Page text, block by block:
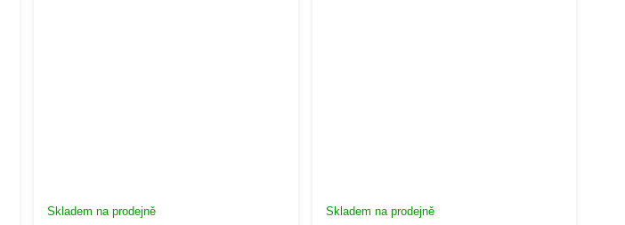
Skladem na prodejně Skladem na prodejně